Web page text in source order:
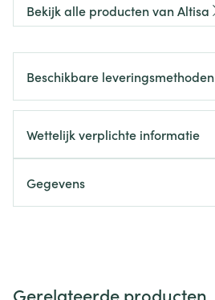
Bekijk alle producten van Altisa
Beschikbare leveringsmethoden
Wettelijk verplichte informatie
Gegevens
Gerelateerde producten